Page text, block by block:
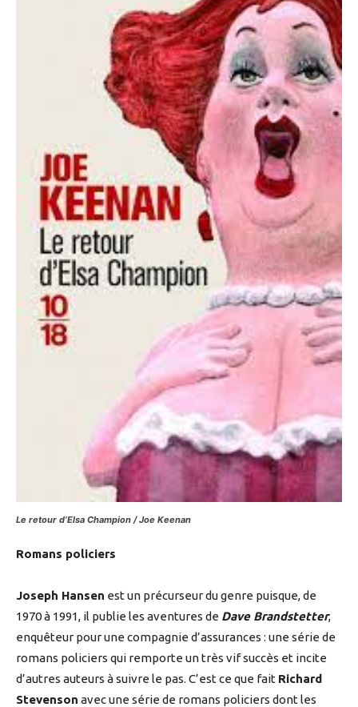
Le retour d’Elsa Champion / Joe Keenan
Romans policiers
Joseph Hansen est un précurseur du genre puisque, de
1970 à 1991, il publie les aventures de Dave Brandstetter,
enquêteur pour une compagnie d’assurances : une série de
romans policiers qui remporte un très vif succès et incite
d’autres auteurs à suivre le pas. C’est ce que fait Richard
Stevenson avec une série de romans policiers dont les